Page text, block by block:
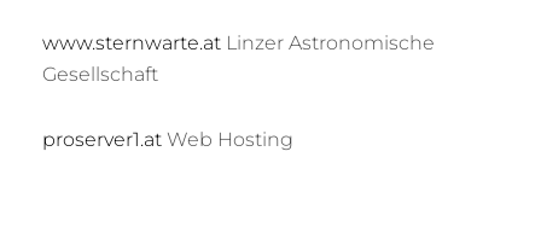
www.sternwarte.at Linzer Astronomische
Gesellschaft
proserver1.at Web Hosting